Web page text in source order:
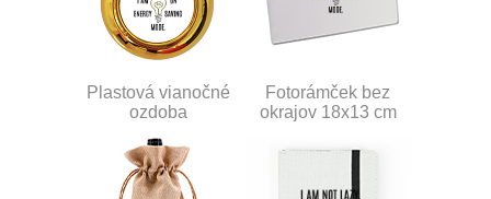
Plastová vianočné
ozdoba
Fotorámček bez
okrajov 18x13 cm